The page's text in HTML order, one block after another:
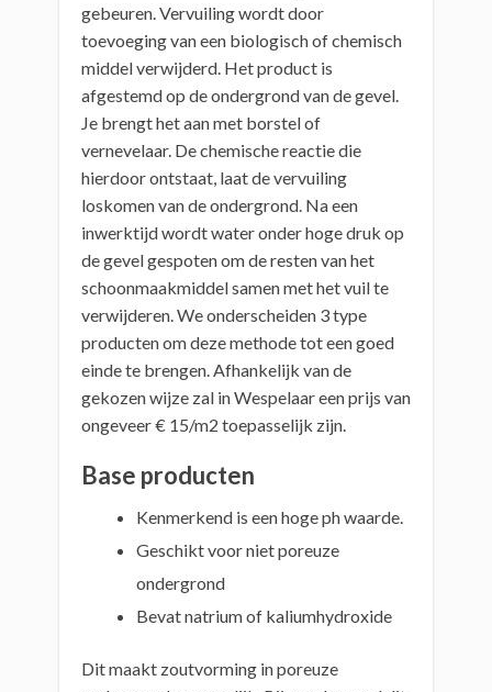
gebeuren. Vervuiling wordt door
toevoeging van een biologisch of chemisch
middel verwijderd. Het product is
afgestemd op de ondergrond van de gevel.
Je brengt het aan met borstel of
vernevelaar. De chemische reactie die
hierdoor ontstaat, laat de vervuiling
loskomen van de ondergrond. Na een
inwerktijd wordt water onder hoge druk op
de gevel gespoten om de resten van het
schoonmaakmiddel samen met het vuil te
verwijderen. We onderscheiden 3 type
producten om deze methode tot een goed
einde te brengen. Afhankelijk van de
gekozen wijze zal in Wespelaar een prijs van
ongeveer € 15/m2 toepasselijk zijn.
Base producten
Kenmerkend is een hoge ph waarde.
Geschikt voor niet poreuze
ondergrond
Bevat natrium of kaliumhydroxide
Dit maakt zoutvorming in poreuze